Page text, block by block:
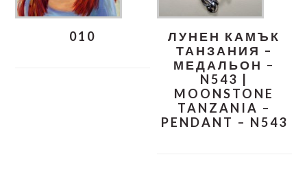
010
ЛУНЕН КАМЪК
ТАНЗАНИЯ –
МЕДАЛЬОН –
N543 |
MOONSTONE
TANZANIA –
PENDANT – N543